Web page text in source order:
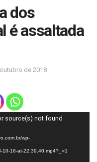
dos
é assaltada
de 2018
source(s) not found
wp-
16-at-22.39.40.mp4?_=1